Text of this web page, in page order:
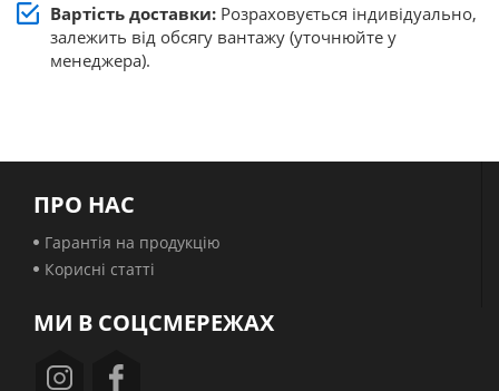
Вартість доставки: Розраховується індивідуально,
залежить від обсягу вантажу (уточнюйте у
менеджера).
ПРО НАС
Гарантія на продукцію
Корисні статті
МИ В СОЦСМЕРЕЖАХ